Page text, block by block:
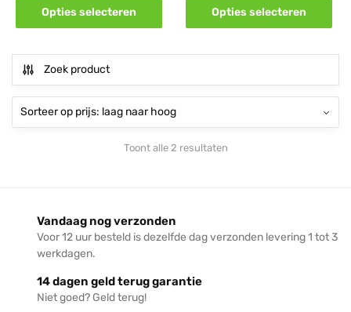
Opties selecteren Opties selecteren
Zoek product
Toont alle 2 resultaten
Vandaag nog verzonden
Voor 12 uur besteld is dezelfde dag verzonden levering 1 tot 3
werkdagen.
14 dagen geld terug garantie
Niet goed? Geld terug!